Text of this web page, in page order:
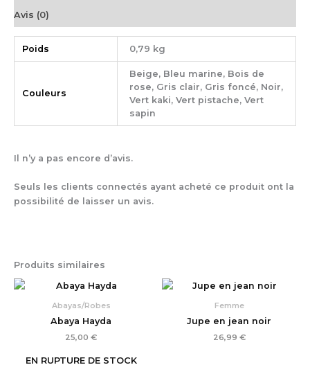
Avis (0)
Poids 0,79 kg
Couleurs
Beige, Bleu marine, Bois de
rose, Gris clair, Gris foncé, Noir,
Vert kaki, Vert pistache, Vert
sapin
Il n’y a pas encore d’avis.
Seuls les clients connectés ayant acheté ce produit ont la
possibilité de laisser un avis.
Produits similaires
Abayas/Robes
Abaya Hayda
25,00 €
Femme
Jupe en jean noir
26,99 €
EN RUPTURE DE STOCK